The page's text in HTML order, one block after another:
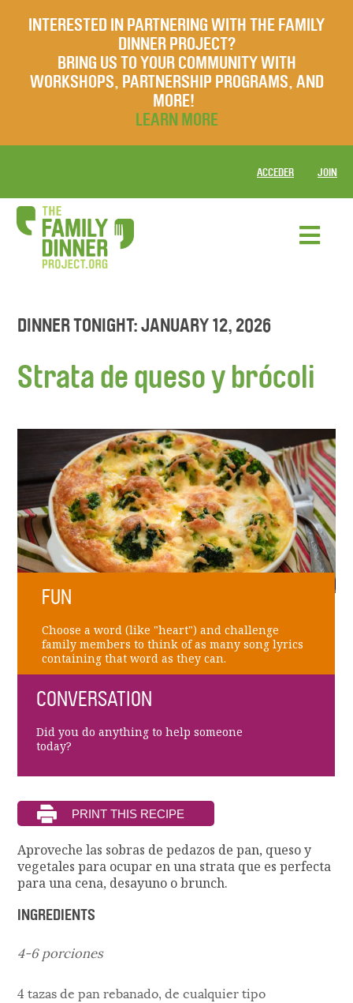
INTERESTED IN PARTNERING WITH THE FAMILY
DINNER PROJECT?
BRING US TO YOUR COMMUNITY WITH
WORKSHOPS, PARTNERSHIP PROGRAMS, AND
MORE!
LEARN MORE
ACCEDER JOIN
DINNER TONIGHT: JANUARY 12, 2026
Strata de queso y brócoli
FUN
Choose a word (like "heart") and challenge
family members to think of as many song lyrics
containing that word as they can.
CONVERSATION
Did you do anything to help someone
today?
Aproveche las sobras de pedazos de pan, queso y
vegetales para ocupar en una strata que es perfecta
para una cena, desayuno o brunch.
INGREDIENTS
4-6 porciones
4 tazas de pan rebanado, de cualquier tipo